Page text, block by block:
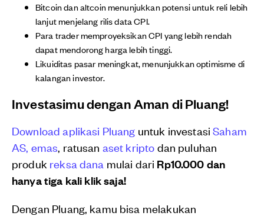
Bitcoin dan altcoin menunjukkan potensi untuk reli lebih
lanjut menjelang rilis data CPI.
Para trader memproyeksikan CPI yang lebih rendah
dapat mendorong harga lebih tinggi.
Likuiditas pasar meningkat, menunjukkan optimisme di
kalangan investor.
Investasimu dengan Aman di Pluang!
Download aplikasi Pluang untuk investasiSaham
AS, emas , ratusan aset kripto dan puluhan
produk reksa dana mulai dari Rp10.000 dan
hanya tiga kali klik saja!
Dengan Pluang, kamu bisa melakukan